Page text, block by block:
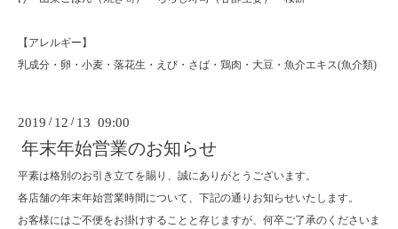
【アレルギー】
乳成分・卵・小麦・落花生・えび・さば・鶏肉・大豆・魚介エキス(魚介類)
2019 / 12 / 13 09:00
年末年始営業のお知らせ
平素は格別のお引き立てを賜り、誠にありがとうございます。
各店舗の年末年始営業時間について、下記の通りお知らせいたします。
お客様にはご不便をお掛けすることと存じますが、何卒ご了承のくださいま